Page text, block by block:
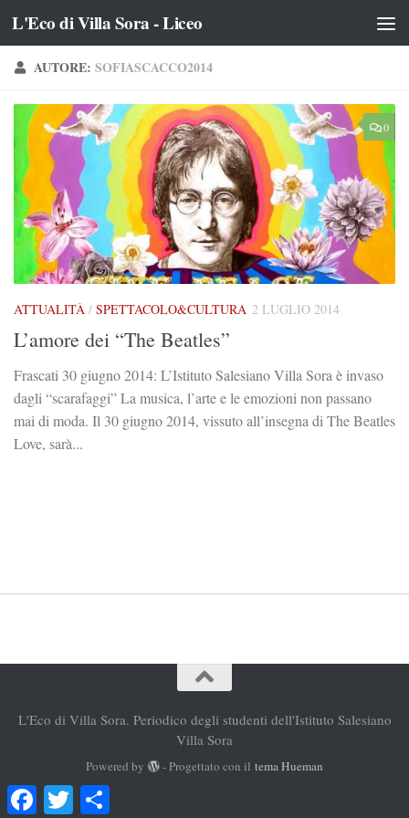
Salta al contenuto
L'Eco di Villa Sora - Liceo
AUTORE: SOFIASCACCO2014
0
ATTUALITÀ / SPETTACOLO&CULTURA 2 LUGLIO 2014
L’amore dei “The Beatles”
Frascati 30 giugno 2014: L’Istituto Salesiano Villa Sora è invaso
dagli “scarafaggi” La musica, l’arte e le emozioni non passano
mai di moda. Il 30 giugno 2014, vissuto all’insegna di The Beatles
Love, sarà...
L'Eco di Villa Sora. Periodico degli studenti dell'Istituto Salesiano
Villa Sora
Powered by - Progettato con iltema Hueman
FacebookTwitter